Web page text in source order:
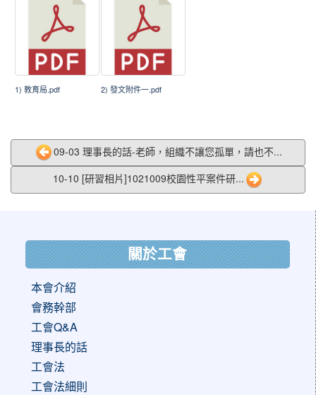
1) 教育局.pdf 2) 發文附件一.pdf
09-03 理事長的話-老師，組織不讓您孤單，請也不...
10-10 [研習相片]1021009校園性平案件研...
關於工會
本會介紹
會務幹部
工會Q&A
理事長的話
工會法
工會法細則